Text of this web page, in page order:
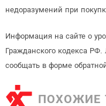
недоразумений при
Информация на сайте о
Гражданского кодекса
сообщать в форме
ПОХОЖИЕ